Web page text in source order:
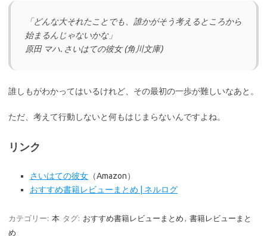
「どんな大それたことでも、誰かがそう考えるところから
始まるんじゃないかな」
原田 マハ. さいはての彼女 (角川文庫)
誰しもがわかってはいるけれど、その最初の一歩が難しいなあと。
ただ、考えて行動しないと何もはじまらないんですよね。
リンク
さいはての彼女 （Amazon）
おすすめ書籍レビューまとめ | ネルログ
カテゴリー: 本 タグ: おすすめ書籍レビューまとめ , 書籍レビューまと
め